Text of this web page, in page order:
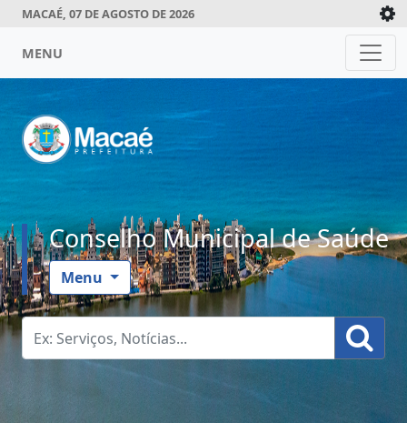
MACAÉ, 07 DE AGOSTO DE 2026
MENU
Conselho Municipal de Saúde
Menu